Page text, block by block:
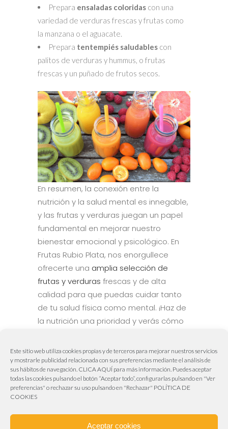
Este sitio web utiliza cookies propias y de terceros para mejorar nuestros servicios
y mostrarle publicidad relacionada con sus preferencias mediante el análisis de
sus hábitos de navegación. CLICA AQUÍ para más información. Puedes aceptar
todas las cookies pulsando el botón “Aceptar todo”, configurarlas pulsando en "Ver
preferencias" o rechazar su uso pulsando en "Rechazar" POLÍTICA DE
COOKIES
Aceptar cookies
Prepara ensaladas coloridas con una
variedad de verduras frescas y frutas como
la manzana o el aguacate.
Prepara tentempiés saludables con
palitos de verduras y hummus, o frutas
frescas y un puñado de frutos secos.
En resumen, la conexión entre la
nutrición y la salud mental es innegable,
y las frutas y verduras juegan un papel
fundamental en mejorar nuestro
bienestar emocional y psicológico. En
Frutas Rubio Plata, nos enorgullece
ofrecerte una amplia selección de
frutas y verduras frescas y de alta
calidad para que puedas cuidar tanto
de tu salud física como mental. ¡Haz de
la nutrición una prioridad y verás cómo
Aviva Publicidad & Marketing
955 63 00 18 – 606 50 61 62